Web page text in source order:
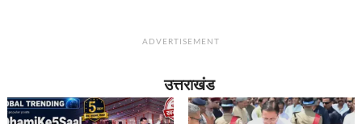
ADVERTISEMENT
उत्तराखंड